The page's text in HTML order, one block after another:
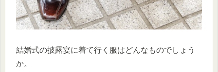
結婚式の披露宴に着て行く服はどんなものでしょう
か。